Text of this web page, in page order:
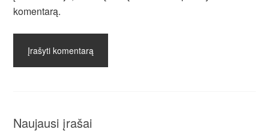
komentarą.
Naujausi įrašai